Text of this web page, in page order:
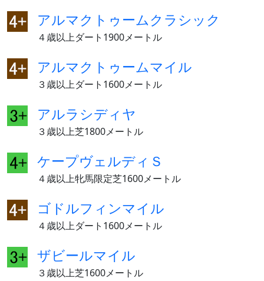
アルマクトゥームクラシック
４歳以上ダート1900メートル
アルマクトゥームマイル
３歳以上ダート1600メートル
アルラシディヤ
３歳以上芝1800メートル
ケープヴェルディＳ
４歳以上牝馬限定芝1600メートル
ゴドルフィンマイル
４歳以上ダート1600メートル
ザビールマイル
３歳以上芝1600メートル